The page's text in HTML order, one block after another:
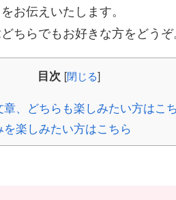
お伝えいたします。
ちらでもお好きな方をどうぞ
目次 [閉じる]
、どちらも楽しみたい方はこ
楽しみたい方はこちら